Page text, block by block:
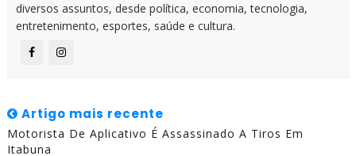
diversos assuntos, desde política, economia, tecnologia,
entretenimento, esportes, saúde e cultura.
Artigo mais recente
Motorista De Aplicativo É Assassinado A Tiros Em
Itabuna